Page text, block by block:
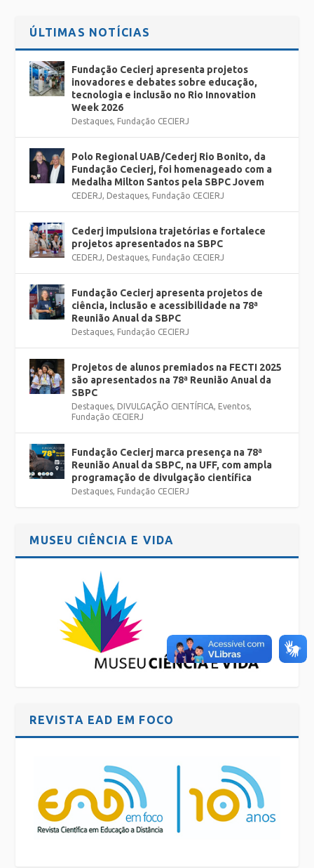
ÚLTIMAS NOTÍCIAS
Fundação Cecierj apresenta projetos
inovadores e debates sobre educação,
tecnologia e inclusão no Rio Innovation
Week 2026
Destaques, Fundação CECIERJ
Polo Regional UAB/Cederj Rio Bonito, da
Fundação Cecierj, foi homenageado com a
Medalha Milton Santos pela SBPC Jovem
CEDERJ, Destaques, Fundação CECIERJ
Cederj impulsiona trajetórias e fortalece
projetos apresentados na SBPC
CEDERJ, Destaques, Fundação CECIERJ
Fundação Cecierj apresenta projetos de
ciência, inclusão e acessibilidade na 78ª
Reunião Anual da SBPC
Destaques, Fundação CECIERJ
Projetos de alunos premiados na FECTI 2025
são apresentados na 78ª Reunião Anual da
SBPC
Destaques, DIVULGAÇÃO CIENTÍFICA, Eventos,
Fundação CECIERJ
Fundação Cecierj marca presença na 78ª
Reunião Anual da SBPC, na UFF, com ampla
programação de divulgação científica
Destaques, Fundação CECIERJ
MUSEU CIÊNCIA E VIDA
REVISTA EAD EM FOCO